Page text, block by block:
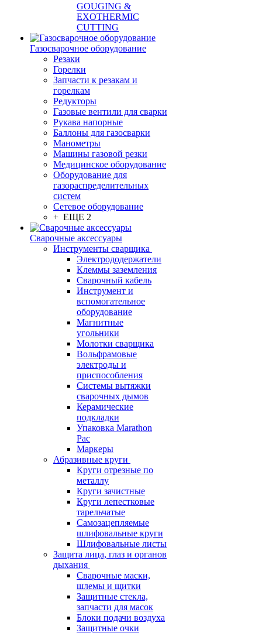
GOUGING &
EXOTHERMIC
CUTTING
Газосварочное оборудование
Резаки
Горелки
Запчасти к резакам и
горелкам
Редукторы
Газовые вентили для сварки
Рукава напорные
Баллоны для газосварки
Манометры
Машины газовой резки
Медицинское оборудование
Оборудование для
газораспределительных
систем
Сетевое оборудование
+ ЕЩЕ 2
Сварочные аксессуары
Инструменты сварщика
Электрододержатели
Клеммы заземления
Сварочный кабель
Инструмент и
вспомогательное
оборудование
Магнитные
угольники
Молотки сварщика
Вольфрамовые
электроды и
приспособления
Системы вытяжки
сварочных дымов
Керамические
подкладки
Упаковка Marathon
Pac
Маркеры
Абразивные круги
Круги отрезные по
металлу
Круги зачистные
Круги лепестковые
тарельчатые
Самозацепляемые
шлифовальные круги
Шлифовальные листы
Защита лица, глаз и органов
дыхания
Сварочные маски,
шлемы и щитки
Защитные стекла,
запчасти для масок
Блоки подачи воздуха
Защитные очки